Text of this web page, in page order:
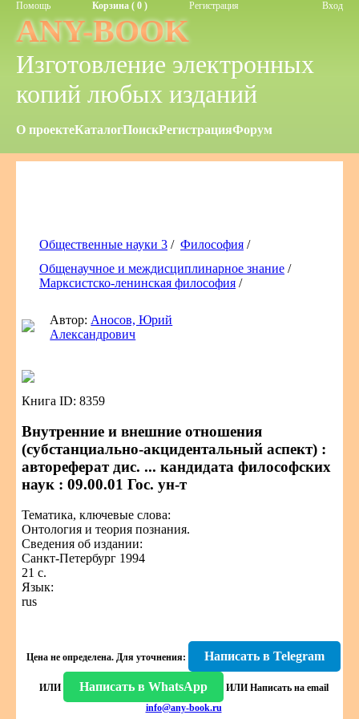
Помощь Корзина ( 0 ) Регистрация Вход
ANY-BOOK
Изготовление электронных
копий любых изданий
О проектеКаталогПоискРегистрацияФорум
Общественные науки 3 / Философия /
Общенаучное и междисциплинарное знание /
Марксистско-ленинская философия /
Автор: Аносов, Юрий
Александрович
Книга ID: 8359
Внутренние и внешние отношения
(субстанциально-акцидентальный аспект) :
автореферат дис. ... кандидата философских
наук : 09.00.01 Гос. ун-т
Тематика, ключевые слова:
Онтология и теория познания.
Сведения об издании:
Санкт-Петербург 1994
21 с.
Язык:
rus
Цена не определена. Для уточнения: Написать в Telegram
ИЛИ Написать в WhatsApp ИЛИ Написать на email
info@any-book.ru